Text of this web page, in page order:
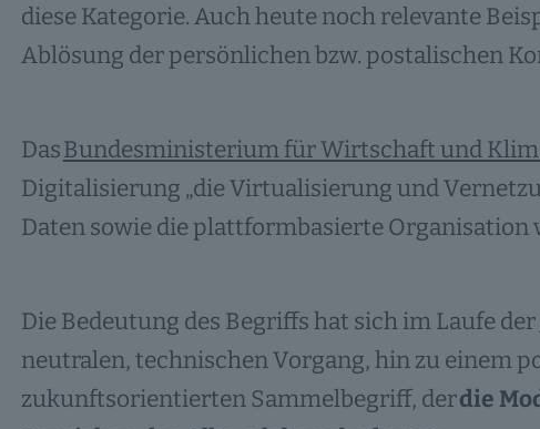
diese Kategorie. Auch heute noch relevante
Ablösung der persönlichen bzw. postalischen
DasBundesministerium für Wirtschaft und
Digitalisierung „die Virtualisierung und
Daten sowie die plattformbasierte Organisation
Die Bedeutung des Begriffs hat sich im Laufe
neutralen, technischen Vorgang, hin zu einem
zukunftsorientierten Sammelbegriff, derdie